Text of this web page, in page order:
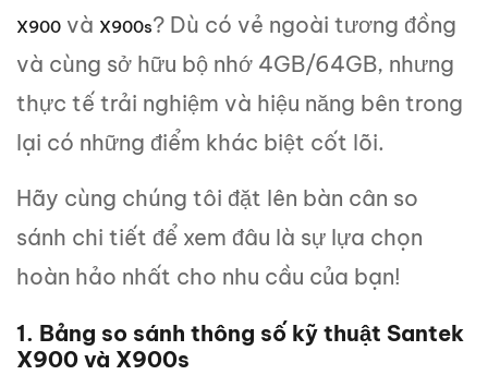
X900 và X900s? Dù có vẻ ngoài tương đồng
và cùng sở hữu bộ nhớ 4GB/64GB, nhưng
thực tế trải nghiệm và hiệu năng bên trong
lại có những điểm khác biệt cốt lõi.
Hãy cùng chúng tôi đặt lên bàn cân so
sánh chi tiết để xem đâu là sự lựa chọn
hoàn hảo nhất cho nhu cầu của bạn!
1. Bảng so sánh thông số kỹ thuật Santek
X900 và X900s